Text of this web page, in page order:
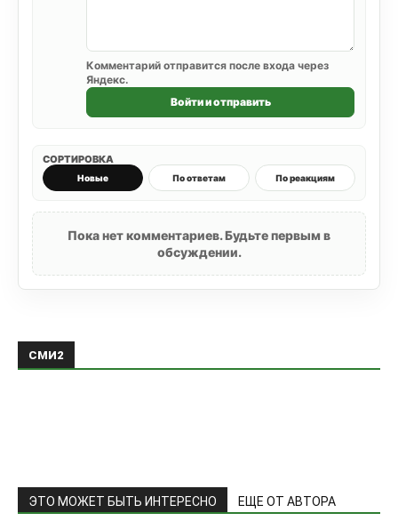
Комментарий отправится после входа через
Яндекс.
Войти и отправить
СОРТИРОВКА
Новые По ответам По реакциям
Пока нет комментариев. Будьте первым в
обсуждении.
СМИ2
ЭТО МОЖЕТ БЫТЬ ИНТЕРЕСНО ЕЩЕ ОТ АВТОРА